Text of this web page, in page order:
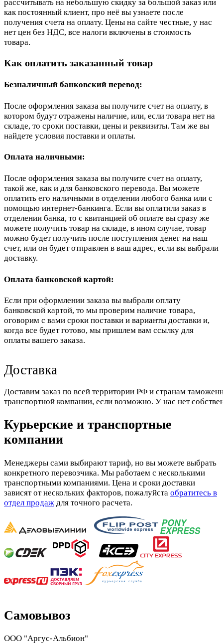
рассчитывать на небольшую скидку за большой заказ или
как постоянный клиент, про неё вы узнаете после
получения счета на оплату. Цены на сайте честные, у нас
нет цен без НДС, все налоги включены в стоимость
товара.
Как оплатить заказанный товар
Безналичный банковский перевод:
После оформления заказа вы получите счет на оплату, в
котором будут отражены наличие, или, если товара нет на
складе, то сроки поставки, цены и реквизиты. Там же вы
найдете условия поставки и оплаты.
Оплата наличными:
После оформления заказа вы получите счет на оплату,
такой же, как и для банковского перевода. Вы можете
оплатить его наличными в отделении любого банка или с
помощью интернет-банкинга. Если вы оплатили заказ в
отделении банка, то с квитанцией об оплате вы сразу же
можете получить товар на складе, в ином случае, товар
можно будет получить после поступления денег на наш
счет, или он будет отправлен в ваш адрес, если вы выбрали
доставку.
Оплата банковской картой:
Если при оформлении заказа вы выбрали оплату
банковской картой, то мы проверим наличие товара,
оговорим с вами сроки поставки и варианты доставки и,
когда все будет готово, мы пришлем вам ссылку для
оплаты вашего заказа.
Доставка
Доставим заказ по всей территории РФ и странам
транспортной компании, если возможно. У нас нет
Курьерские и транспортные
компании
Менеджеры сами выбирают тариф, но вы можете выбрать
конкретного перевозчика. Мы работаем с несколькими
транспортными компаниями. Цена и сроки доставки
зависят от нескольких факторов, пожалуйста обратитесь в
отдел продаж для точного расчета.
Самовывоз
ООО "Аргус-Альбион"